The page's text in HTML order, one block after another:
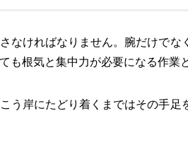
なければなりません。腕だけでな
も根気と集中力が必要になる作業
う岸にたどり着くまではその手足